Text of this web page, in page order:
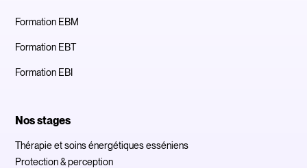
Formation EBM
Formation EBT
Formation EBI
Nos stages
Thérapie et soins énergétiques esséniens
Protection & perception